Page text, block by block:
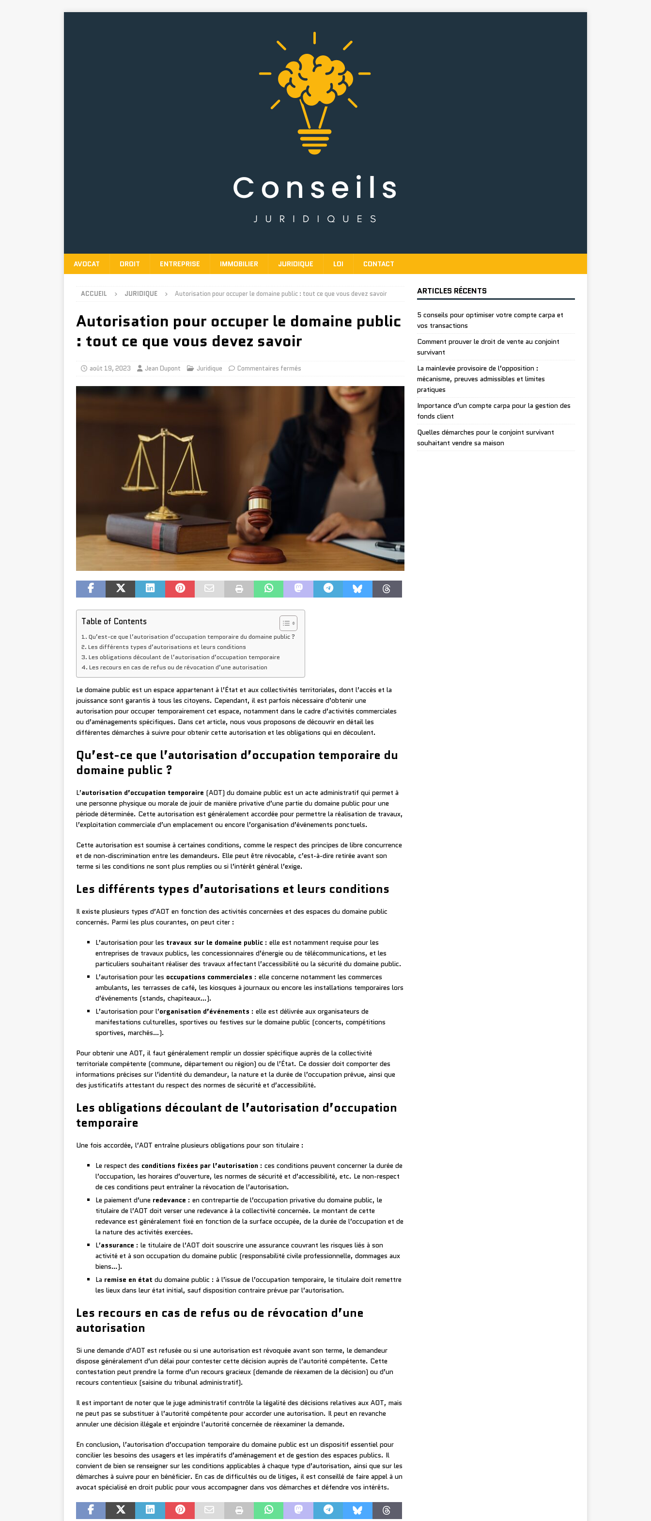
AVOCAT DROIT ENTREPRISE IMMOBILIER JURIDIQUE LOI CONTACT
ACCUEIL JURIDIQUE Autorisation pour occuper le domaine public : tout ce que vous devez savoir
Autorisation pour occuper le domaine public
: tout ce que vous devez savoir
août 19, 2023 Jean Dupont Juridique Commentaires fermés
Table of Contents
Qu’est-ce que l’autorisation d’occupation temporaire du domaine public ?
Les différents types d’autorisations et leurs conditions
Les obligations découlant de l’autorisation d’occupation temporaire
Les recours en cas de refus ou de révocation d’une autorisation
Le domaine public est un espace appartenant à l’État et aux collectivités territoriales, dont l’accès et la
jouissance sont garantis à tous les citoyens. Cependant, il est parfois nécessaire d’obtenir une
autorisation pour occuper temporairement cet espace, notamment dans le cadre d’activités commerciales
ou d’aménagements spécifiques. Dans cet article, nous vous proposons de découvrir en détail les
différentes démarches à suivre pour obtenir cette autorisation et les obligations qui en découlent.
Qu’est-ce que l’autorisation d’occupation temporaire du
domaine public ?
L’autorisation d’occupation temporaire (AOT) du domaine public est un acte administratif qui permet à
une personne physique ou morale de jouir de manière privative d’une partie du domaine public pour une
période déterminée. Cette autorisation est généralement accordée pour permettre la réalisation de travaux,
l’exploitation commerciale d’un emplacement ou encore l’organisation d’événements ponctuels.
Cette autorisation est soumise à certaines conditions, comme le respect des principes de libre concurrence
et de non-discrimination entre les demandeurs. Elle peut être révocable, c’est-à-dire retirée avant son
terme si les conditions ne sont plus remplies ou si l’intérêt général l’exige.
Les différents types d’autorisations et leurs conditions
Il existe plusieurs types d’AOT en fonction des activités concernées et des espaces du domaine public
concernés. Parmi les plus courantes, on peut citer :
L’autorisation pour les travaux sur le domaine public : elle est notamment requise pour les
entreprises de travaux publics, les concessionnaires d’énergie ou de télécommunications, et les
particuliers souhaitant réaliser des travaux affectant l’accessibilité ou la sécurité du domaine public.
L’autorisation pour les occupations commerciales : elle concerne notamment les commerces
ambulants, les terrasses de café, les kiosques à journaux ou encore les installations temporaires lors
d’événements (stands, chapiteaux…).
L’autorisation pour l’organisation d’événements : elle est délivrée aux organisateurs de
manifestations culturelles, sportives ou festives sur le domaine public (concerts, compétitions
sportives, marchés…).
Pour obtenir une AOT, il faut généralement remplir un dossier spécifique auprès de la collectivité
territoriale compétente (commune, département ou région) ou de l’État. Ce dossier doit comporter des
informations précises sur l’identité du demandeur, la nature et la durée de l’occupation prévue, ainsi que
des justificatifs attestant du respect des normes de sécurité et d’accessibilité.
Les obligations découlant de l’autorisation d’occupation
temporaire
Une fois accordée, l’AOT entraîne plusieurs obligations pour son titulaire :
Le respect des conditions fixées par l’autorisation : ces conditions peuvent concerner la durée de
l’occupation, les horaires d’ouverture, les normes de sécurité et d’accessibilité, etc. Le non-respect
de ces conditions peut entraîner la révocation de l’autorisation.
Le paiement d’une redevance : en contrepartie de l’occupation privative du domaine public, le
titulaire de l’AOT doit verser une redevance à la collectivité concernée. Le montant de cette
redevance est généralement fixé en fonction de la surface occupée, de la durée de l’occupation et de
la nature des activités exercées.
L’assurance : le titulaire de l’AOT doit souscrire une assurance couvrant les risques liés à son
activité et à son occupation du domaine public (responsabilité civile professionnelle, dommages aux
biens…).
La remise en état du domaine public : à l’issue de l’occupation temporaire, le titulaire doit remettre
les lieux dans leur état initial, sauf disposition contraire prévue par l’autorisation.
Les recours en cas de refus ou de révocation d’une
autorisation
Si une demande d’AOT est refusée ou si une autorisation est révoquée avant son terme, le demandeur
dispose généralement d’un délai pour contester cette décision auprès de l’autorité compétente. Cette
contestation peut prendre la forme d’un recours gracieux (demande de réexamen de la décision) ou d’un
recours contentieux (saisine du tribunal administratif).
Il est important de noter que le juge administratif contrôle la légalité des décisions relatives aux AOT, mais
ne peut pas se substituer à l’autorité compétente pour accorder une autorisation. Il peut en revanche
annuler une décision illégale et enjoindre l’autorité concernée de réexaminer la demande.
En conclusion, l’autorisation d’occupation temporaire du domaine public est un dispositif essentiel pour
concilier les besoins des usagers et les impératifs d’aménagement et de gestion des espaces publics. Il
convient de bien se renseigner sur les conditions applicables à chaque type d’autorisation, ainsi que sur les
démarches à suivre pour en bénéficier. En cas de difficultés ou de litiges, il est conseillé de faire appel à un
avocat spécialisé en droit public pour vous accompagner dans vos démarches et défendre vos intérêts.
ARTICLES RÉCENTS
5 conseils pour optimiser votre compte carpa et
vos transactions
Comment prouver le droit de vente au conjoint
survivant
La mainlevée provisoire de l’opposition :
mécanisme, preuves admissibles et limites
pratiques
Importance d’un compte carpa pour la gestion des
fonds client
Quelles démarches pour le conjoint survivant
souhaitant vendre sa maison